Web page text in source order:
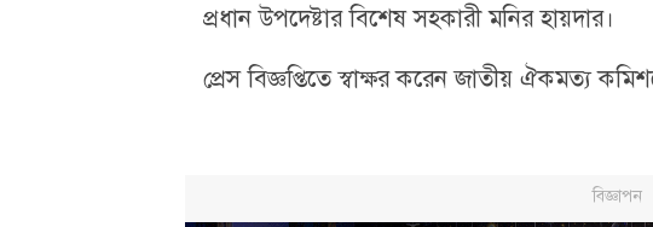
প্রধান উপদেষ্টার বিশেষ সহকারী মনির হায়দার।
প্রেস বিজ্ঞপ্তিতে স্বাক্ষর করেন জাতীয় ঐকমত্য